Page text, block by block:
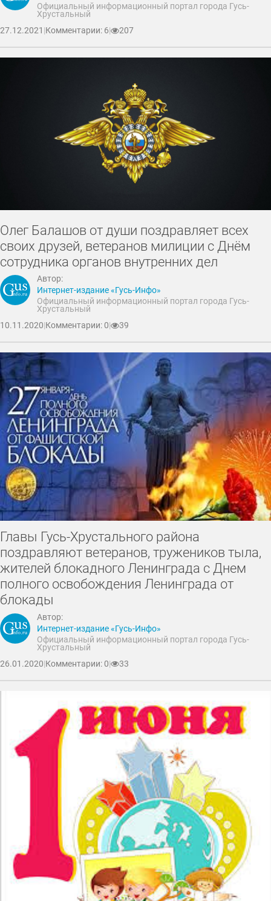
Официальный информационный портал города Гусь-
Хрустальный
27.12.2021 |Комментарии: 6| 207
Олег Балашов от души поздравляет всех
своих друзей, ветеранов милиции с Днём
сотрудника органов внутренних дел
Автор:
Интернет-издание «Гусь-Инфо»
Официальный информационный портал города Гусь-
Хрустальный
10.11.2020|Комментарии: 0| 39
Главы Гусь-Хрустального района
поздравляют ветеранов, тружеников тыла,
жителей блокадного Ленинграда с Днем
полного освобождения Ленинграда от
блокады
Автор:
Интернет-издание «Гусь-Инфо»
Официальный информационный портал города Гусь-
Хрустальный
26.01.2020|Комментарии: 0| 33